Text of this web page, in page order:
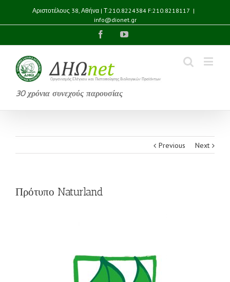
Αριστοτέλους 38, Αθήνα | Τ:210.8224384 F:210.8218117 |
info@dionet.gr
FacebookYouTube
30 χρόνια συνεχούς παρουσίας
Previous Next
Πρότυπο Naturland